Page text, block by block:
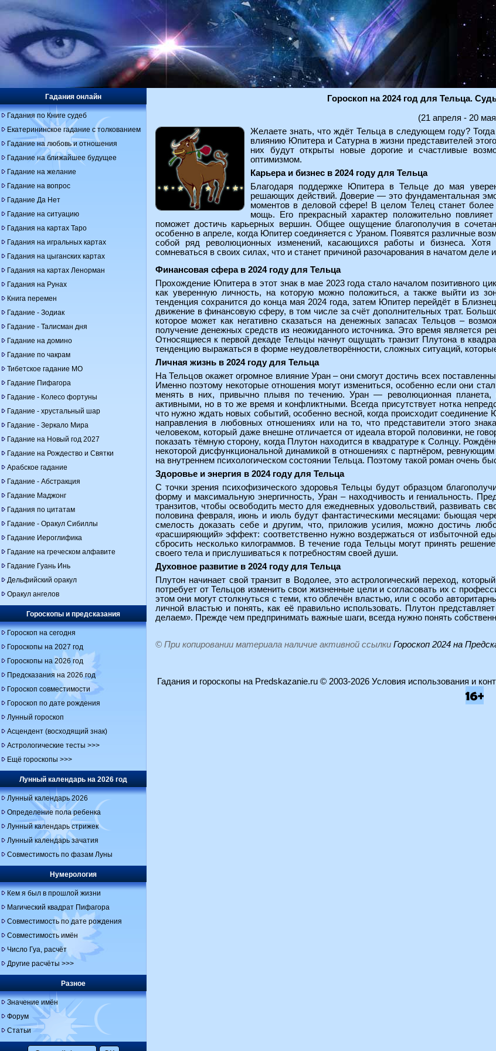
Гороскоп на 2024 год для Тельца.
(21 апреля - 20
Желаете знать, что ждёт Тельца в следующем году?
влиянию Юпитера и Сатурна в жизни представителей
них будут открыты новые дорогие и счастливые
оптимизмом.
Карьера и бизнес в 2024 году для Тельца
Благодаря поддержке Юпитера в Тельце до мая
решающих действий. Доверие — это фундаментальная
моментов в деловой сфере! В целом Телец станет
мощь. Его прекрасный характер положительно
поможет достичь карьерных вершин. Общее ощущение благополучия в
особенно в апреле, когда Юпитер соединяется с Ураном. Появятся различные
собой ряд революционных изменений, касающихся работы и бизнеса. Хотя
сомневаться в своих силах, что и станет причиной разочарования в начатом деле
Финансовая сфера в 2024 году для Тельца
Прохождение Юпитера в этот знак в мае 2023 года стало началом позитивного
как уверенную личность, на которую можно положиться, а также выйти из
тенденция сохранится до конца мая 2024 года, затем Юпитер перейдёт в
движение в финансовую сферу, в том числе за счёт дополнительных трат.
которое может как негативно сказаться на денежных запасах Тельцов –
получение денежных средств из неожиданного источника. Это время является
Относящиеся к первой декаде Тельцы начнут ощущать транзит Плутона в
тенденцию выражаться в форме неудовлетворённости, сложных ситуаций,
Личная жизнь в 2024 году для Тельца
На Тельцов окажет огромное влияние Уран – они смогут достичь всех
Именно поэтому некоторые отношения могут измениться, особенно если они
менять в них, привычно плывя по течению. Уран — революционная
активными, но в то же время и конфликтными. Всегда присутствует нотка
что нужно ждать новых событий, особенно весной, когда происходит
направления в любовных отношениях или на то, что представители этого
человеком, который даже внешне отличается от идеала второй половинки, не
показать тёмную сторону, когда Плутон находится в квадратуре к Солнцу.
некоторой дисфункциональной динамикой в отношениях с партнёром,
на внутреннем психологическом состоянии Тельца. Поэтому такой роман очень
Здоровье и энергия в 2024 году для Тельца
С точки зрения психофизического здоровья Тельцы будут образцом
форму и максимальную энергичность, Уран – находчивость и гениальность.
транзитов, чтобы освободить место для ежедневных удовольствий, развивать
половина февраля, июнь и июль будут фантастическими месяцами: бьющая
смелость доказать себе и другим, что, приложив усилия, можно достичь
«расширяющий» эффект: соответственно нужно воздержаться от избыточной
сбросить несколько килограммов. В течение года Тельцы могут принять
своего тела и прислушиваться к потребностям своей души.
Духовное развитие в 2024 году для Тельца
Плутон начинает свой транзит в Водолее, это астрологический переход,
потребует от Тельцов изменить свои жизненные цели и согласовать их с
этом они могут столкнуться с теми, кто облечён властью, или с особо
личной властью и понять, как её правильно использовать. Плутон
делаем». Прежде чем предпринимать важные шаги, всегда нужно понять
© При копировании материала наличие активной ссылки Гороскоп 2024 на
Гадания онлайн
Гадания по Книге судеб
Екатерининское гадание с толкованием
Гадание на любовь и отношения
Гадание на ближайшее будущее
Гадание на желание
Гадание на вопрос
Гадание Да Нет
Гадание на ситуацию
Гадания на картах Таро
Гадания на игральных картах
Гадания на цыганских картах
Гадания на картах Ленорман
Гадания на Рунах
Книга перемен
Гадание - Зодиак
Гадание - Талисман дня
Гадание на домино
Гадание по чакрам
Тибетское гадание МО
Гадание Пифагора
Гадание - Колесо фортуны
Гадание - хрустальный шар
Гадание - Зеркало Мира
Гадание на Новый год 2027
Гадание на Рождество и Святки
Арабское гадание
Гадание - Абстракция
Гадание Маджонг
Гадания по цитатам
Гадание - Оракул Сибиллы
Гадание Иероглифика
Гадание на греческом алфавите
Гадание Гуань Инь
Дельфийский оракул
Оракул ангелов
Гороскопы и предсказания
Гороскоп на сегодня
Гороскопы на 2027 год
Гороскопы на 2026 год
Предсказания на 2026 год
Гороскоп совместимости
Гороскоп по дате рождения
Лунный гороскоп
Асцендент (восходящий знак)
Астрологические тесты >>>
Ещё гороскопы >>>
Лунный календарь на 2026 год
Лунный календарь 2026
Определение пола ребенка
Лунный календарь стрижек
Лунный календарь зачатия
Совместимость по фазам Луны
Нумерология
Кем я был в прошлой жизни
Магический квадрат Пифагора
Совместимость по дате рождения
Совместимость имён
Число Гуа, расчёт
Другие расчёты >>>
Разное
Значение имён
Форум
Статьи
Гадания и гороскопы на Predskazanie.ru© 2003-2026 Условия использования и